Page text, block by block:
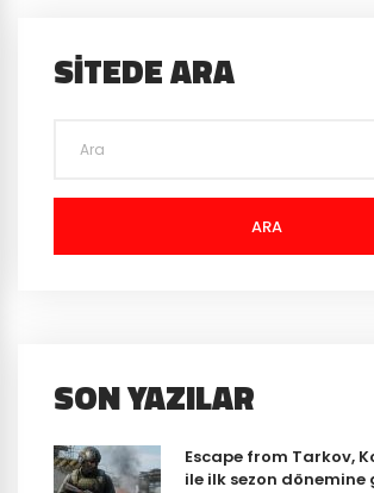
SITEDE ARA
ARA
SON YAZILAR
Escape from Tarkov,
ile ilk sezon dönemine